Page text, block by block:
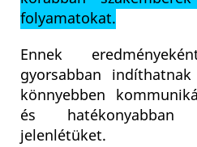
folyamatokat.
Ennek
gyorsabban
könnyebben
és
jelenlétüket.